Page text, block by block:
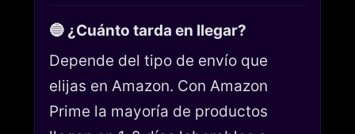
🔵 ¿Cuánto tarda en llegar?
Depende del tipo de envío que
elijas en Amazon. Con Amazon
Prime la mayoría de productos